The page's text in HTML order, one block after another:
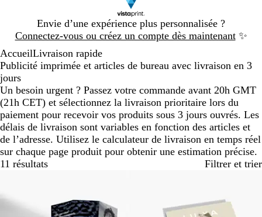
Envie d’une expérience plus personnalisée ?
Connectez-vous ou créez un compte dès maintenant ✨
Diapositive
1
AccueilLivraison rapide
Publicité imprimée et articles de bureau avec livraison en 3
jours
Un besoin urgent ? Passez votre commande avant 20h GMT
(21h CET) et sélectionnez la livraison prioritaire lors du
paiement pour recevoir vos produits sous 3 jours ouvrés. Les
délais de livraison sont variables en fonction des articles et
de l’adresse. Utilisez le calculateur de livraison en temps réel
sur chaque page produit pour obtenir une estimation précise.
11 résultats
Filtrer et trier